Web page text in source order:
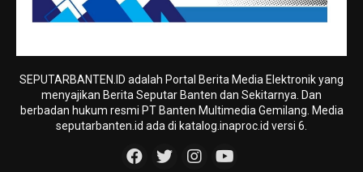
SEPUTARBANTEN.ID adalah Portal Berita Media Elektronik yang
menyajikan Berita Seputar Banten dan Sekitarnya. Dan
berbadan hukum resmi PT Banten Multimedia Gemilang. Media
seputarbanten.id ada di katalog.inaproc.id versi 6.